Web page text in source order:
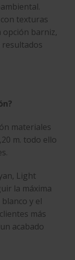
texturas
opción barniz,
materiales
m. todo ello
Light
la máxima
y el
más
acabado